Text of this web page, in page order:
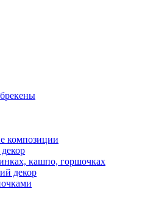
композиции
кашпо, горшочках
декор